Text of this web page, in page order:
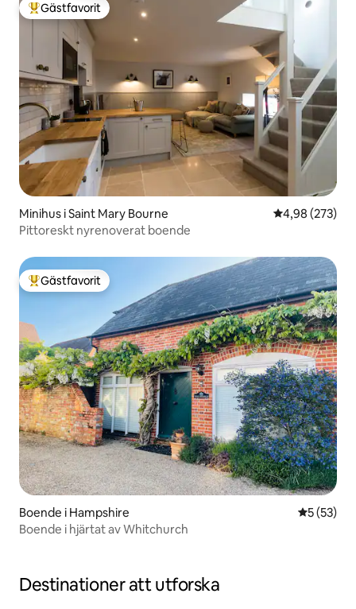
Populär gästfavorit
Gästfavorit
Minihus i Saint Mary Bourne 4,98 av 5 i
4,98 (273)
Pittoreskt nyrenoverat boende
Populär gästfavorit
Gästfavorit
Boende i Hampshire 5 av 5 i
5 (53)
Boende i hjärtat av Whitchurch
Destinationer att utforska